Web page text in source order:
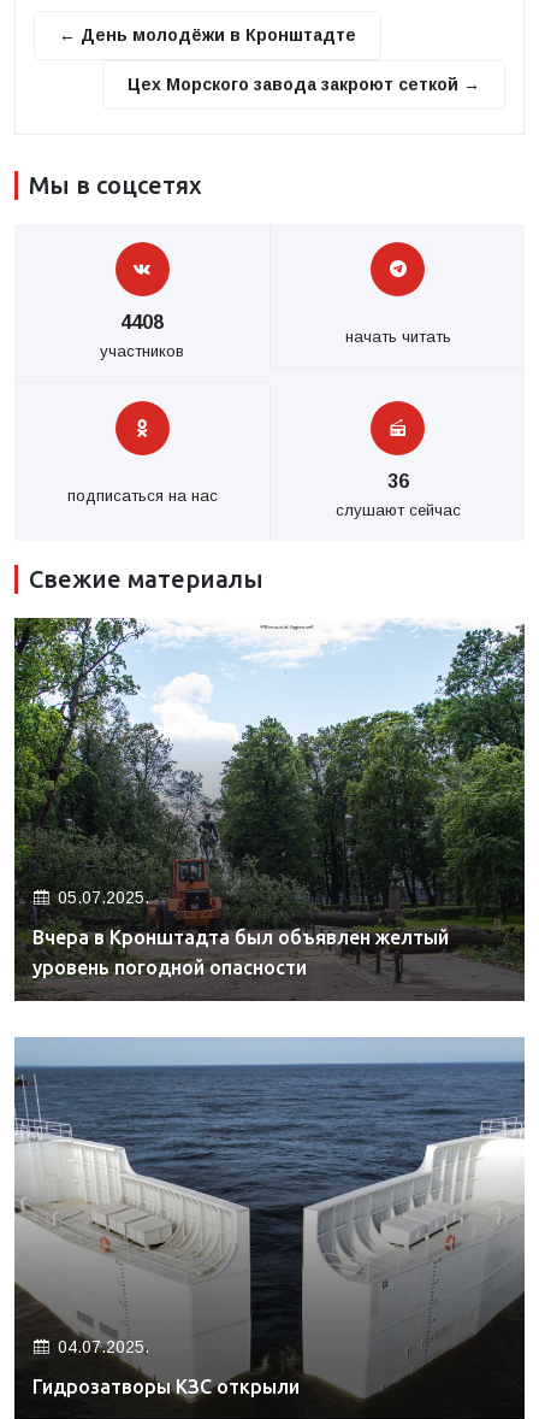
← День молодёжи в Кронштадте
Цех Морского завода закроют сеткой →
Мы в соцсетях
4408
участников
начать читать
подписаться на нас
36
слушают сейчас
Свежие материалы
05.07.2025.
Вчера в Кронштадта был объявлен желтый
уровень погодной опасности
04.07.2025.
Гидрозатворы КЗС открыли